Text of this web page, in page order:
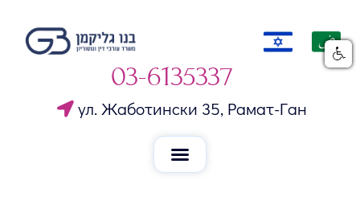
03-6135337
ул. Жаботински 35, Рамат-Ган